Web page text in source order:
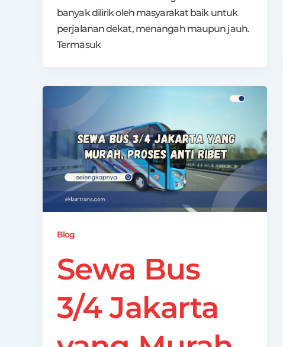
banyak dilirik oleh masyarakat baik untuk
perjalanan dekat, menangah maupun jauh.
Termasuk
Blog
Sewa Bus
3/4 Jakarta